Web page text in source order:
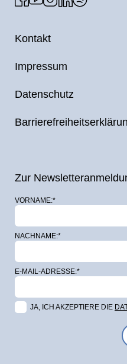
Kontakt
Impressum
Datenschutz
Zur
VORNAME:*
NACHNAME:*
E-MAIL-ADRESSE:*
JA, ICH AKZEPTIERE DIE